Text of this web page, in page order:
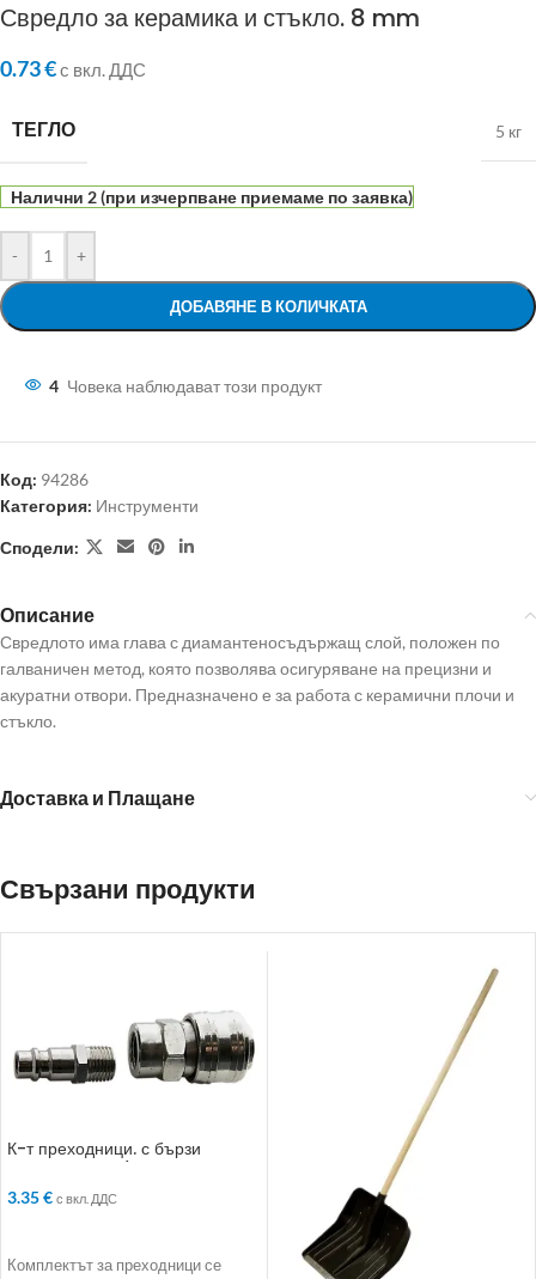
Свредло за керамика и стъкло. 8 mm
0.73€с вкл. ДДС
ТЕГЛО 5 кг
Налични 2 (при изчерпване приемаме по заявка)
- +
ДОБАВЯНЕ В КОЛИЧКАТА
4 Човека наблюдават този продукт
Код: 94286
Категория: Инструменти
Сподели:
Описание
Свредлото има глава с диамантеносъдържащ слой, положен по
галваничен метод, която позволява осигуряване на прецизни и
акуратни отвори. Предназначено е за работа с керамични плочи и
стъкло.
Доставка и Плащане
Свързани продукти
К-т преходници. с бързи
3.35€ с вкл. ДДС
Комплектът за преходници се